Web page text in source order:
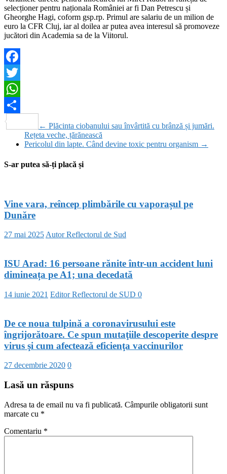
selecționer pentru naționala României ar fi Dan Petrescu și
Gheorghe Hagi, coform gsp.rp. Primul are salariu de un milion de
euro la CFR Cluj, iar al doilea ar putea avea interesul să promoveze
jucători din Academia sa de la Viitorul.
Facebook
Twitter
WhatsApp
Partajează
← Plăcinta ciobanului sau învârtită cu brânză și jumări.
Rețeta veche, țărănească
Pericolul din lapte. Când devine toxic pentru organism →
S-ar putea să-ți placă și
Vine vara, reîncep plimbările cu vaporașul pe
Dunăre
27 mai 2025Autor Reflectorul de Sud
ISU Arad: 16 persoane rănite într-un accident luni
dimineața pe A1; una decedată
14 iunie 2021 Editor Reflectorul de SUD 0
De ce noua tulpină a coronavirusului este
îngrijorătoare. Ce spun mutaţiile descoperite despre
virus şi cum afectează eficienţa vaccinurilor
27 decembrie 2020 0
Lasă un răspuns
Adresa ta de email nu va fi publicată. Câmpurile obligatorii sunt
marcate cu *
Comentariu *